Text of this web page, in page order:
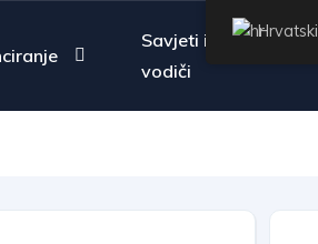
Savjeti i
vodiči
Hrvatski